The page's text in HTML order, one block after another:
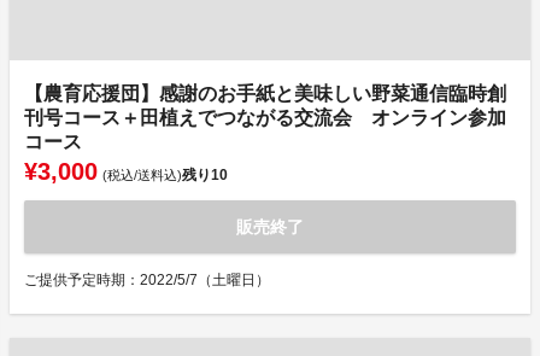
【農育応援団】感謝のお手紙と美味しい野菜通信臨時創
刊号コース＋田植えでつながる交流会 オンライン参加
コース
¥3,000 (税込/送料込)残り10
販売終了
ご提供予定時期：2022/5/7（土曜日）